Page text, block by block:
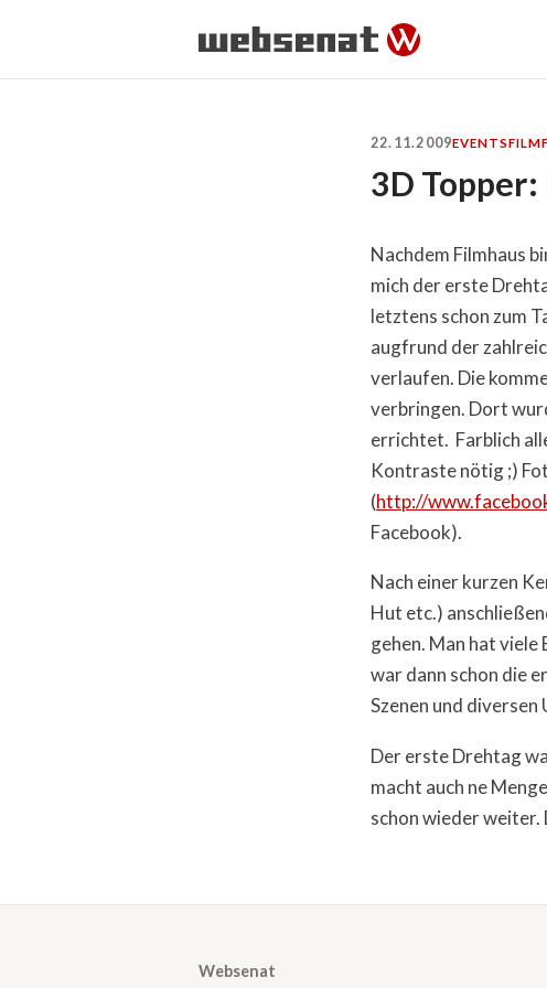
22.11.2009EVENTSFILM
3D
Nachdem Filmhaus
mich der erste
letztens schon zum
augfrund der
verlaufen. Die
verbringen. Dort
errichtet. Farblich
Kontraste nötig ;)
(http://
Facebook).
Nach einer kurzen
Hut etc.)
gehen. Man hat viele
war dann schon die
Szenen und
Der erste Drehtag
macht auch ne
schon wieder weiter.
Websenat